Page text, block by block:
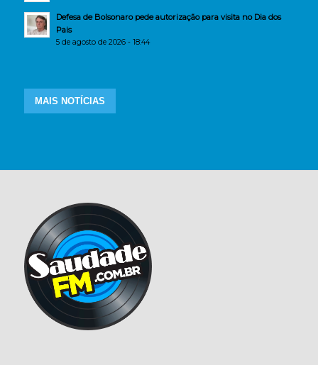
Defesa de Bolsonaro pede autorização para visita no Dia dos
Pais
5 de agosto de 2026 - 18:44
MAIS NOTÍCIAS